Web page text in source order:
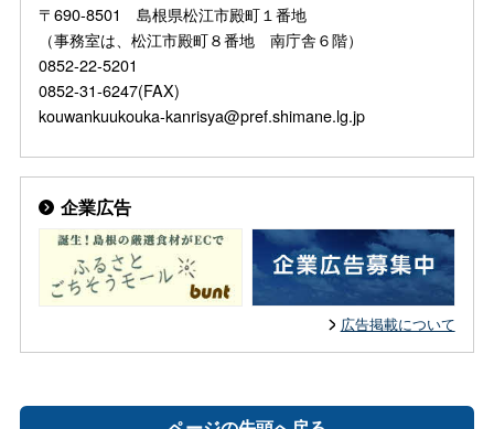
〒690-8501 島根県松江市殿町１番地
（事務室は、松江市殿町８番地 南庁舎６階）
0852-22-5201
0852-31-6247(FAX)
kouwankuukouka-kanrisya@pref.shimane.lg.jp
企業広告
広告掲載について